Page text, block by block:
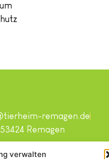
verwaltenvorbehalten.
remagen.de
Remagen